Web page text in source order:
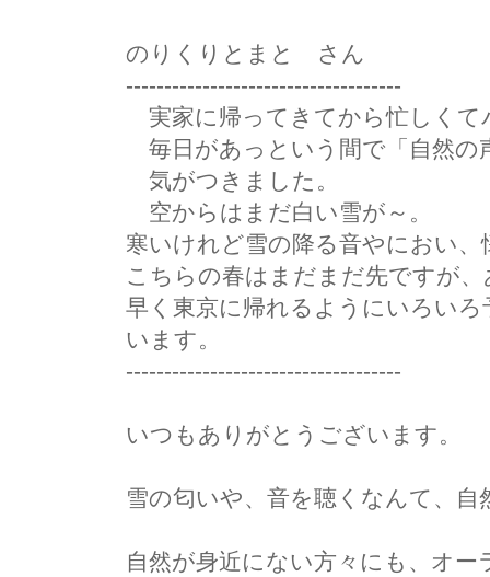
のりくりとまと さん
------------------------------------
実家に帰ってきてから忙しくて
毎日があっという間で「自然の
気がつきました。
空からはまだ白い雪が～。
寒いけれど雪の降る音やにおい
こちらの春はまだまだ先ですが
早く東京に帰れるようにいろい
います。
------------------------------------
いつもありがとうございます。
雪の匂いや、音を聴くなんて、
自然が身近にない方々にも、オ